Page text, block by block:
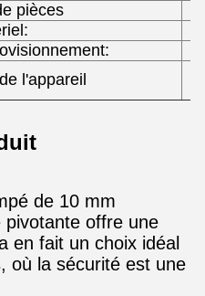
pièces
l'appareil
de 10 mm
offre une
en fait un choix idéal
où la sécurité est une